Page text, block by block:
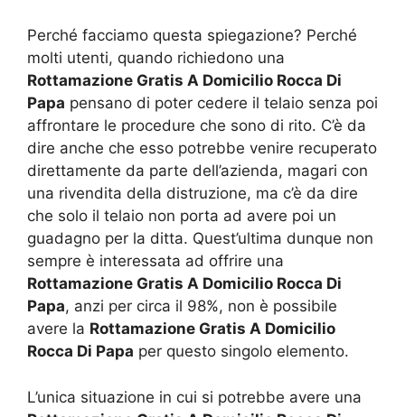
Perché facciamo questa spiegazione? Perché
molti utenti, quando richiedono una
Rottamazione Gratis A Domicilio Rocca Di
Papa pensano di poter cedere il telaio senza poi
affrontare le procedure che sono di rito. C’è da
dire anche che esso potrebbe venire recuperato
direttamente da parte dell’azienda, magari con
una rivendita della distruzione, ma c’è da dire
che solo il telaio non porta ad avere poi un
guadagno per la ditta. Quest’ultima dunque non
sempre è interessata ad offrire una
Rottamazione Gratis A Domicilio Rocca Di
Papa, anzi per circa il 98%, non è possibile
avere la Rottamazione Gratis A Domicilio
Rocca Di Papa per questo singolo elemento.
L’unica situazione in cui si potrebbe avere una